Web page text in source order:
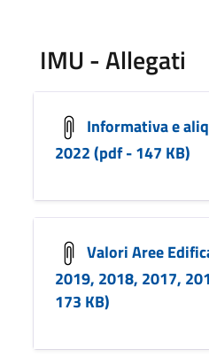
IMU - Allegati
Informativa e
2022 (pdf - 147 KB)
Valori Aree
2019, 2018, 2017,
173 KB)